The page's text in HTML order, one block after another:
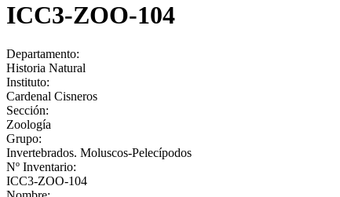
ICC3-ZOO-104
Departamento:
Historia Natural
Instituto:
Cardenal Cisneros
Sección:
Zoología
Grupo:
Invertebrados. Moluscos-Pelecípodos
Nº Inventario:
ICC3-ZOO-104